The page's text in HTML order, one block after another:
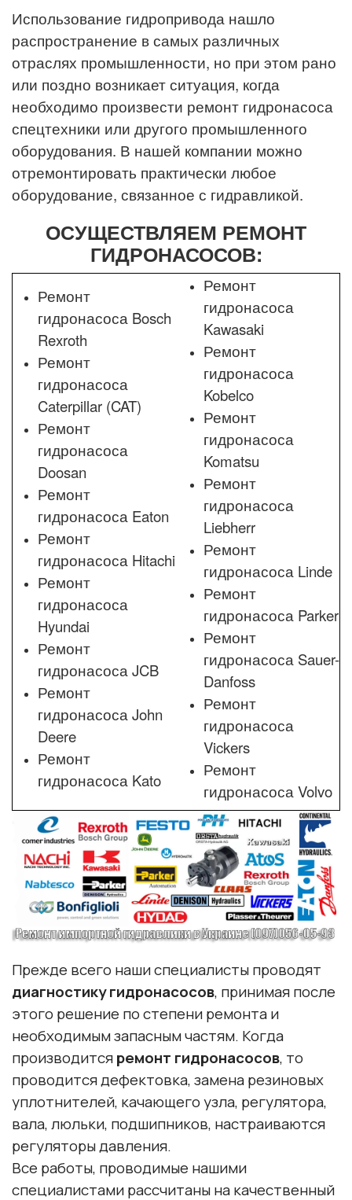
Использование гидропривода нашло
распространение в самых различных
отраслях промышленности, но при этом рано
или поздно возникает ситуация, когда
необходимо произвести ремонт гидронасоса
спецтехники или другого промышленного
оборудования. В нашей компании можно
отремонтировать практически любое
оборудование, связанное с гидравликой.
ОСУЩЕСТВЛЯЕМ РЕМОНТ
ГИДРОНАСОСОВ:
Ремонт
гидронасоса Bosch
Rexroth
Ремонт
гидронасоса
Caterpillar (CAT)
Ремонт
гидронасоса
Doosan
Ремонт
гидронасоса Eaton
Ремонт
гидронасоса Hitachi
Ремонт
гидронасоса
Hyundai
Ремонт
гидронасоса JCB
Ремонт
гидронасоса John
Deere
Ремонт
гидронасоса Kato
Ремонт
гидронасоса
Kawasaki
Ремонт
гидронасоса
Kobelco
Ремонт
гидронасоса
Komatsu
Ремонт
гидронасоса
Liebherr
Ремонт
гидронасоса Linde
Ремонт
гидронасоса Parker
Ремонт
гидронасоса Sauer-
Danfoss
Ремонт
гидронасоса
Vickers
Ремонт
гидронасоса Volvo
Прежде всего наши специалисты проводят
диагностику гидронасосов, принимая после
этого решение по степени ремонта и
необходимым запасным частям. Когда
производитсяремонт гидронасосов, то
проводится дефектовка, замена резиновых
уплотнителей, качающего узла, регулятора,
вала, люльки, подшипников, настраиваются
регуляторы давления.
Все работы, проводимые нашими
специалистами рассчитаны на качественный